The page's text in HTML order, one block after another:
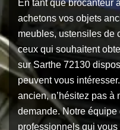
En tant que brocanteur
achetons vos objets
meubles, ustensiles de
ceux qui souhaitent
sur Sarthe 72130
peuvent vous
ancien, n’hésitez pas à
demande. Notre équipe
professionnels qui